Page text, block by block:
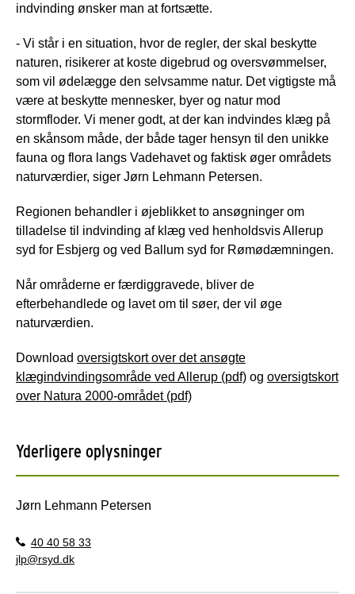
indvinding ønsker man at fortsætte.
- Vi står i en situation, hvor de regler, der skal beskytte
naturen, risikerer at koste digebrud og oversvømmelser,
som vil ødelægge den selvsamme natur. Det vigtigste må
være at beskytte mennesker, byer og natur mod
stormfloder. Vi mener godt, at der kan indvindes klæg på
en skånsom måde, der både tager hensyn til den unikke
fauna og flora langs Vadehavet og faktisk øger områdets
naturværdier, siger Jørn Lehmann Petersen.
Regionen behandler i øjeblikket to ansøgninger om
tilladelse til indvinding af klæg ved henholdsvis Allerup
syd for Esbjerg og ved Ballum syd for Rømødæmningen.
Når områderne er færdiggravede, bliver de
efterbehandlede og lavet om til søer, der vil øge
naturværdien.
Download oversigtskort over det ansøgte
klægindvindingsområde ved Allerup (pdf) og oversigtskort
over Natura 2000-området (pdf)
Yderligere oplysninger
Jørn Lehmann Petersen
40 40 58 33
jlp@rsyd.dk